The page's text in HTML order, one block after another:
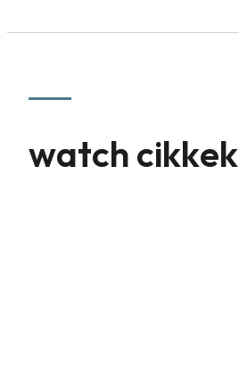
watch cikkek